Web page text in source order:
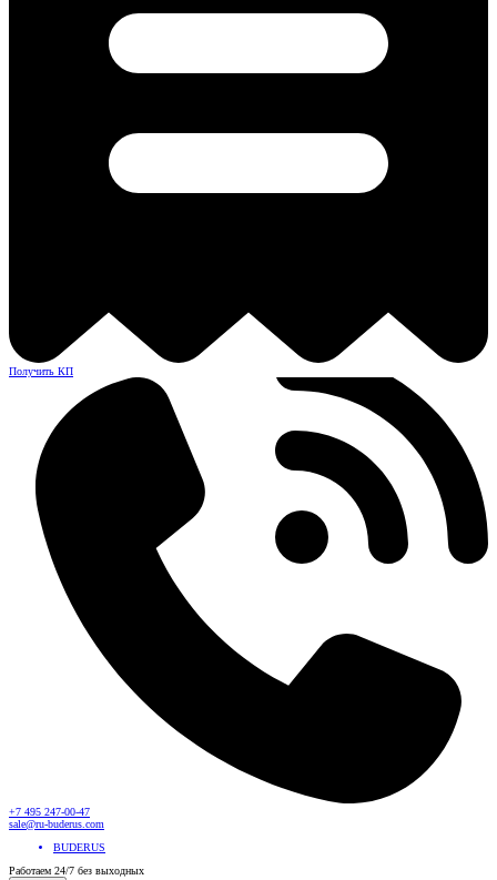
Получить КП
+7 495 247-00-47
sale@ru-buderus.com
BUDERUS
Работаем 24/7 без выходных